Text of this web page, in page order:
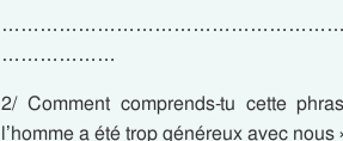
………………
2/ Comment comprends-tu cette
l’homme a été trop généreux avec nous